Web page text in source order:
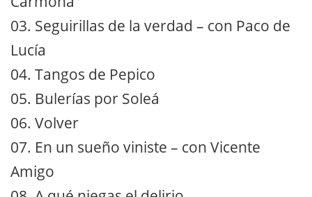
03. Seguirillas de la verdad – con Paco de
Lucía
04. Tangos de Pepico
05. Bulerías por Soleá
06. Volver
07. En un sueño viniste – con Vicente
Amigo